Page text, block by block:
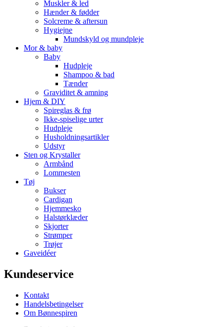
Muskler & led
Hænder & fødder
Solcreme & aftersun
Hygiejne
Mundskyld og mundpleje
Mor & baby
Baby
Hudpleje
Shampoo & bad
Tænder
Graviditet & amning
Hjem & DIY
Spireglas & frø
Ikke-spiselige urter
Hudpleje
Husholdningsartikler
Udstyr
Sten og Krystaller
Armbånd
Lommesten
Tøj
Bukser
Cardigan
Hjemmesko
Halstørklæder
Skjorter
Strømper
Trøjer
Gaveidéer
Kundeservice
Kontakt
Handelsbetingelser
Om Bønnespiren